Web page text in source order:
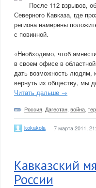
После 112 взрывов,
Северного Кавказа, где
региона намерены
с повинной.
«Необходимо, чтоб
в своем офисе в
дать возможность людям,
вернуть их обществу, мы
Читать дальше →
Россия Дагестан война
kokakola 7 марта 2011,
Кавказский
России